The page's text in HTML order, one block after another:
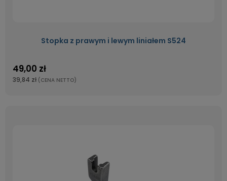
Stopka z prawym i lewym liniałem S524
49,00 zł
39,84 zł (CENA NETTO)